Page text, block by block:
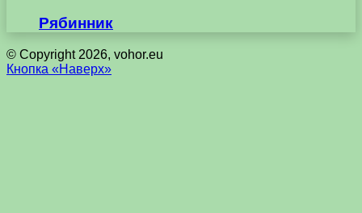
Рябинник
© Copyright 2026, vohor.eu
Кнопка «Наверх»